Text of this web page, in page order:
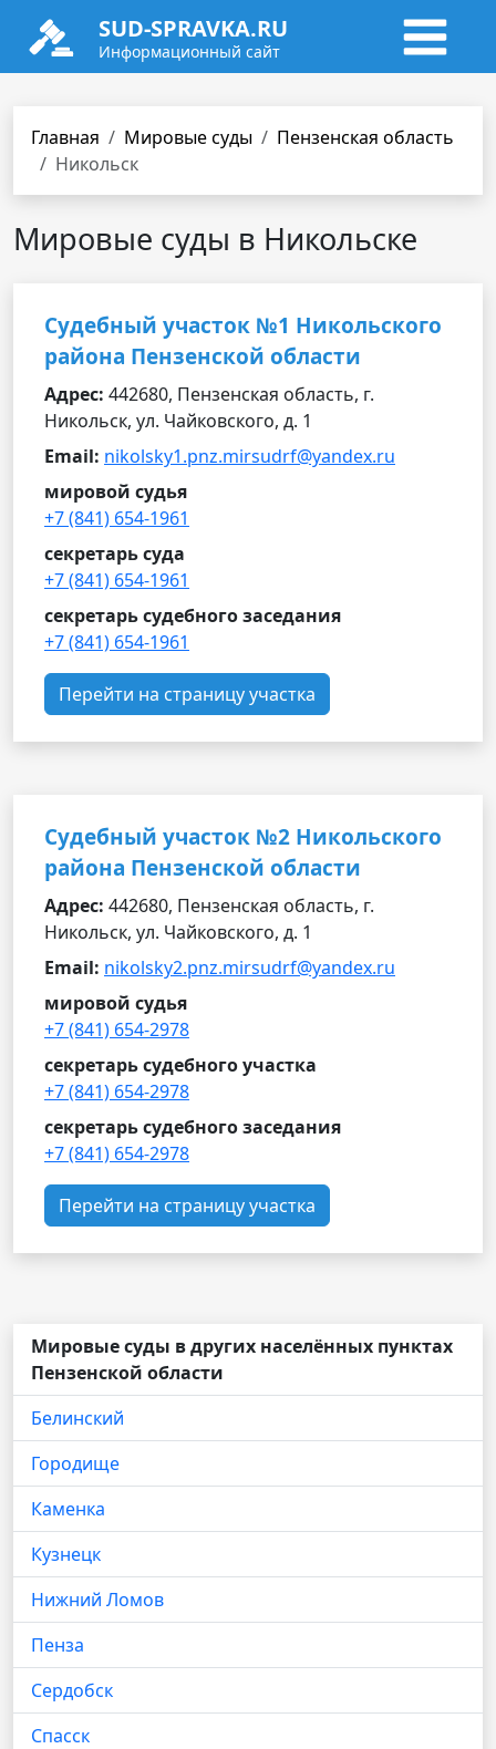
SUD-SPRAVKA.RU
Информационный сайт
Главная Мировые суды
Пензенская область
Никольск
Мировые суды в Никольске
Судебный участок №1 Никольского
района Пензенской области
Адрес: 442680, Пензенская область, г.
Никольск, ул. Чайковского, д. 1
Email: nikolsky1.pnz.mirsudrf@yandex.ru
мировой судья
+7 (841) 654-1961
секретарь суда
+7 (841) 654-1961
секретарь судебного заседания
+7 (841) 654-1961
Перейти на страницу участка
Судебный участок №2 Никольского
района Пензенской области
Адрес: 442680, Пензенская область, г.
Никольск, ул. Чайковского, д. 1
Email: nikolsky2.pnz.mirsudrf@yandex.ru
мировой судья
+7 (841) 654-2978
секретарь судебного участка
+7 (841) 654-2978
секретарь судебного заседания
+7 (841) 654-2978
Перейти на страницу участка
Мировые суды в других населённых пунктах
Пензенской области
Белинский
Городище
Каменка
Кузнецк
Нижний Ломов
Пенза
Сердобск
Спасск